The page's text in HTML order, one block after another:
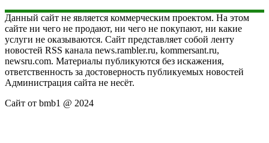
Данный сайт не является коммерческим проектом. На этом
сайте ни чего не продают, ни чего не покупают, ни какие
услуги не оказываются. Сайт представляет собой ленту
новостей RSS канала news.rambler.ru, kommersant.ru,
newsru.com. Материалы публикуются без искажения,
ответственность за достоверность публикуемых новостей
Администрация сайта не несёт.
Сайт от bmb1 @ 2024